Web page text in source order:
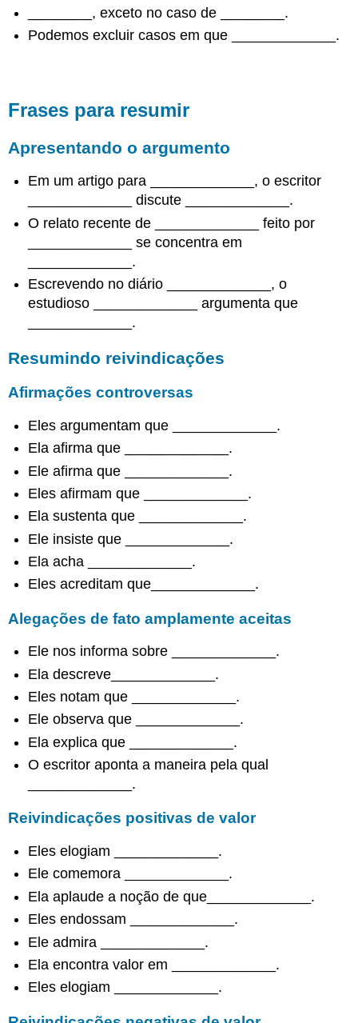
motivos
alternativos
a
importância
um
Sugira
de
a
notícia
Introduza
reivindicações
o
________, exceto no caso de ________.
Podemos excluir casos em que _____________.
Frases para resumir
Apresentando o argumento
Em um artigo para _____________, o escritor
_____________ discute _____________.
O relato recente de _____________ feito por
_____________ se concentra em
_____________.
Escrevendo no diário _____________, o
estudioso _____________ argumenta que
_____________.
Resumindo reivindicações
Afirmações controversas
Eles argumentam que _____________.
Ela afirma que _____________.
Ele afirma que _____________.
Eles afirmam que _____________.
Ela sustenta que _____________.
Ele insiste que _____________.
Ela acha _____________.
Eles acreditam que_____________.
Alegações de fato amplamente aceitas
Ele nos informa sobre _____________.
Ela descreve_____________.
Eles notam que _____________.
Ele observa que _____________.
Ela explica que _____________.
O escritor aponta a maneira pela qual
_____________.
Reivindicações positivas de valor
Eles elogiam _____________.
Ele comemora _____________.
Ela aplaude a noção de que_____________.
Eles endossam _____________.
Ele admira _____________.
Ela encontra valor em _____________.
Eles elogiam _____________.